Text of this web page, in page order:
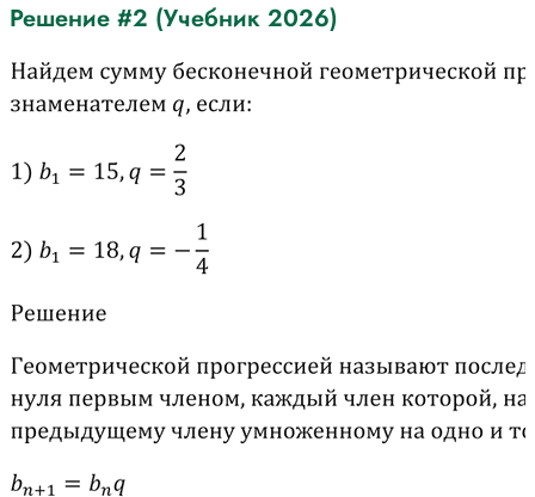
Решение #2 (Учебник 2026)